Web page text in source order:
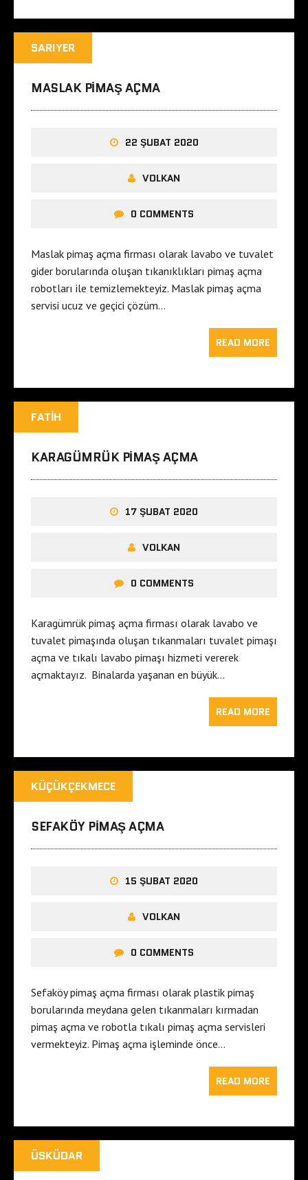
SARIYER
MASLAK PIMAŞ AÇMA
22 ŞUBAT 2020
VOLKAN
0 COMMENTS
Maslak pimaş açma firması olarak lavabo ve tuvalet
gider borularında oluşan tıkanıklıkları pimaş açma
robotları ile temizlemekteyiz. Maslak pimaş açma
servisi ucuz ve geçici çözüm…
READ MORE
FATIH
KARAGÜMRÜK PIMAŞ AÇMA
17 ŞUBAT 2020
VOLKAN
0 COMMENTS
Karagümrük pimaş açma firması olarak lavabo ve
tuvalet pimaşında oluşan tıkanmaları tuvalet pimaşı
açma ve tıkalı lavabo pimaşı hizmeti vererek
açmaktayız. Binalarda yaşanan en büyük…
READ MORE
KÜÇÜKÇEKMECE
SEFAKÖY PIMAŞ AÇMA
15 ŞUBAT 2020
VOLKAN
0 COMMENTS
Sefaköy pimaş açma firması olarak plastik pimaş
borularında meydana gelen tıkanmaları kırmadan
pimaş açma ve robotla tıkalı pimaş açma servisleri
vermekteyiz. Pimaş açma işleminde önce…
READ MORE
ÜSKÜDAR